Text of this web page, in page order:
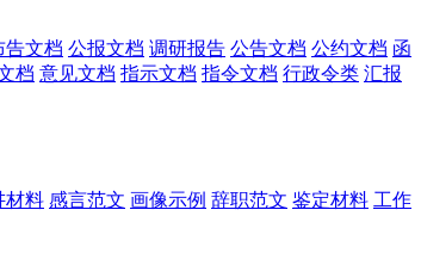
告文档 公报文档 调研报告 公告文档 公约文档 函
档 意见文档 指示文档 指令文档 行政令类 汇报
材料 感言范文 画像示例 辞职范文 鉴定材料 工作